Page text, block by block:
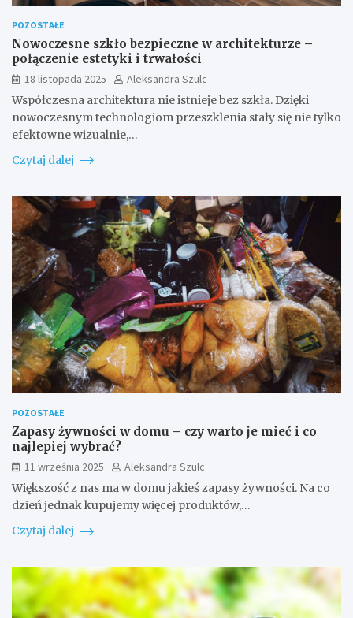
POZOSTAŁE
Nowoczesne szkło bezpieczne w architekturze –
połączenie estetyki i trwałości
18 listopada 2025
Aleksandra Szulc
Współczesna architektura nie istnieje bez szkła. Dzięki
nowoczesnym technologiom przeszklenia stały się nie tylko
efektowne wizualnie,…
Czytaj dalej
POZOSTAŁE
Zapasy żywności w domu – czy warto je mieć i co
najlepiej wybrać?
11 września 2025
Aleksandra Szulc
Większość z nas ma w domu jakieś zapasy żywności. Na co
dzień jednak kupujemy więcej produktów,…
Czytaj dalej